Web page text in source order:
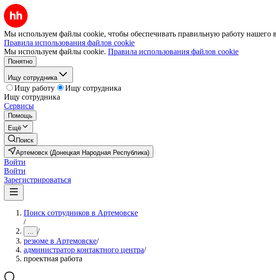
Мы используем файлы cookie, чтобы обеспечивать правильную работу нашего
Правила использования файлов cookie
Мы используем файлы cookie. Правила использования файлов cookie
Понятно
Ищу сотрудника
Ищу работу
Ищу сотрудника
Ищу сотрудника
Сервисы
Помощь
Ещё
Поиск
Артемовск (Донецкая Народная Республика)
Войти
Войти
Зарегистрироваться
Поиск сотрудников в Артемовске
/
... /
резюме в Артемовске/
администратор контактного центра/
проектная работа